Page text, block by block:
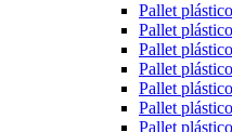
Pallet
Pallet
Pallet
Pallet
Pallet
Pallet
Pallet